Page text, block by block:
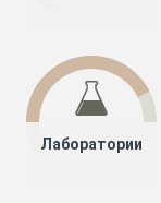
Лаборатории